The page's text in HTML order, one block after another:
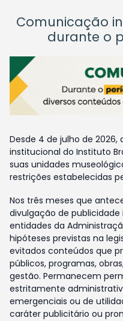
Comunicação
durante o
Desde 4 de julho de
institucional do Instituto
suas unidades
restrições estabelecidas
Nos três meses que
divulgação de
entidades da
hipóteses previstas na
evitados conteúdos que
públicos, programas,
gestão. Permanecem
estritamente
emergenciais ou de
caráter publicitário ou